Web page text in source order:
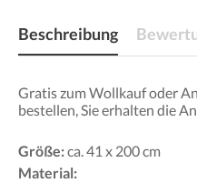
Beschreibung
Gratis zum Wollkauf oder
bestellen, Sie erhalten die
Größe:ca. 41 x 200 cm
Material: